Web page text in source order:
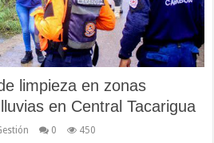
limpieza en zonas
en Central Tacarigua
0 450